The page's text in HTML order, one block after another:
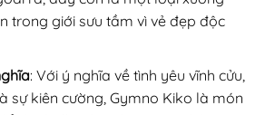
trong giới sưu tầm vì vẻ đẹp độc
: Với ý nghĩa về tình yêu vĩnh cửu,
sự kiên cường, Gymno Kiko là món